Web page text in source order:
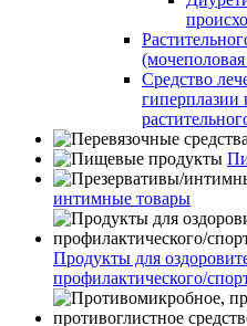
Средство
гиперплазии
интимные товары
Продукты для
профилактического/